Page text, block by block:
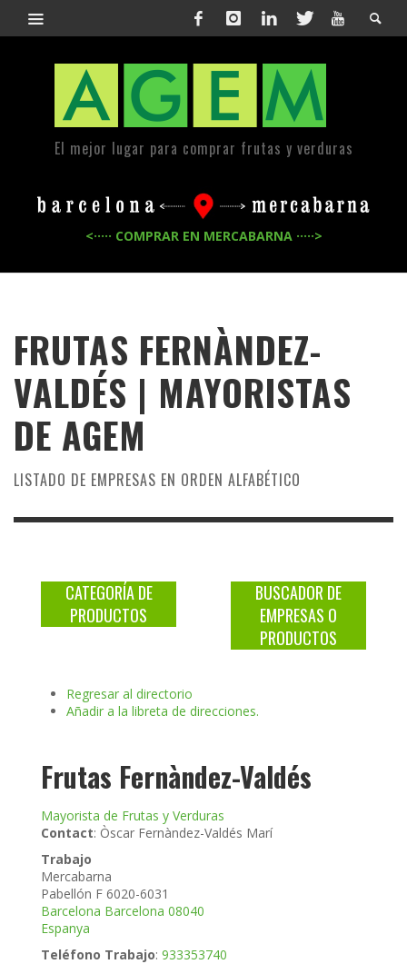
El mejor lugar para comprar frutas y verduras
<····· COMPRAR EN MERCABARNA ·····>
FRUTAS FERNÀNDEZ-
VALDÉS | MAYORISTAS
DE AGEM
LISTADO DE EMPRESAS EN ORDEN ALFABÉTICO
CATEGORÍA DE
PRODUCTOS
BUSCADOR DE
EMPRESAS O
PRODUCTOS
Regresar al directorio
Añadir a la libreta de direcciones.
Frutas Fernàndez-Valdés
Mayorista de Frutas y Verduras
Contact: Òscar Fernàndez-Valdés Marí
Trabajo
Mercabarna
Pabellón F 6020-6031
Barcelona Barcelona 08040
Espanya
Teléfono Trabajo: 933353740